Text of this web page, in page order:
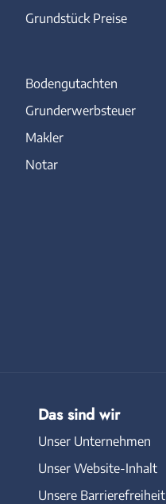
Grundstück Preise
Bodengutachten
Grunderwerbsteuer
Makler
Notar
Das sind wir
Unser Unternehmen
Unser Website-Inhalt
Unsere Barrierefreiheit